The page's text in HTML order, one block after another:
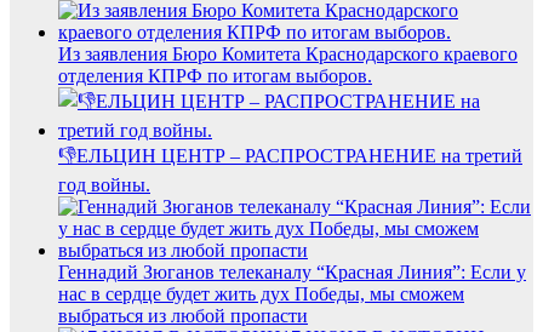
Из заявления Бюро Комитета Краснодарского краевого
отделения КПРФ по итогам выборов.
👎ЕЛЬЦИН ЦЕНТР – РАСПРОСТРАНЕНИЕ на третий
год войны.
Геннадий Зюганов телеканалу “Красная Линия”: Если у
нас в сердце будет жить дух Победы, мы сможем
выбраться из любой пропасти